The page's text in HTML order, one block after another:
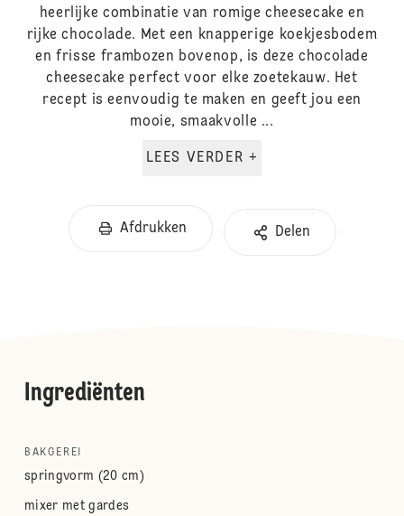
heerlijke combinatie van romige cheesecake en
rijke chocolade. Met een knapperige koekjesbodem
en frisse frambozen bovenop, is deze chocolade
cheesecake perfect voor elke zoetekauw. Het
recept is eenvoudig te maken en geeft jou een
mooie, smaakvolle ...
LEES VERDER +
Afdrukken Delen
Ingrediënten
BAKGEREI
springvorm (20 cm)
mixer met gardes